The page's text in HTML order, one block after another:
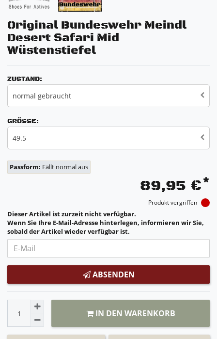
Original Bundeswehr Meindl
Desert Safari Mid
Wüstenstiefel
ZUSTAND:
normal gebraucht
GRÖSSE:
49.5
Passform: Fällt normal aus
89,95 €*
Produkt vergriffen
Dieser Artikel ist zurzeit nicht verfügbar.
Wenn Sie Ihre E-Mail-Adresse hinterlegen, informieren wir Sie,
sobald der Artikel wieder verfügbar ist.
ABSENDEN
IN DEN WARENKORB